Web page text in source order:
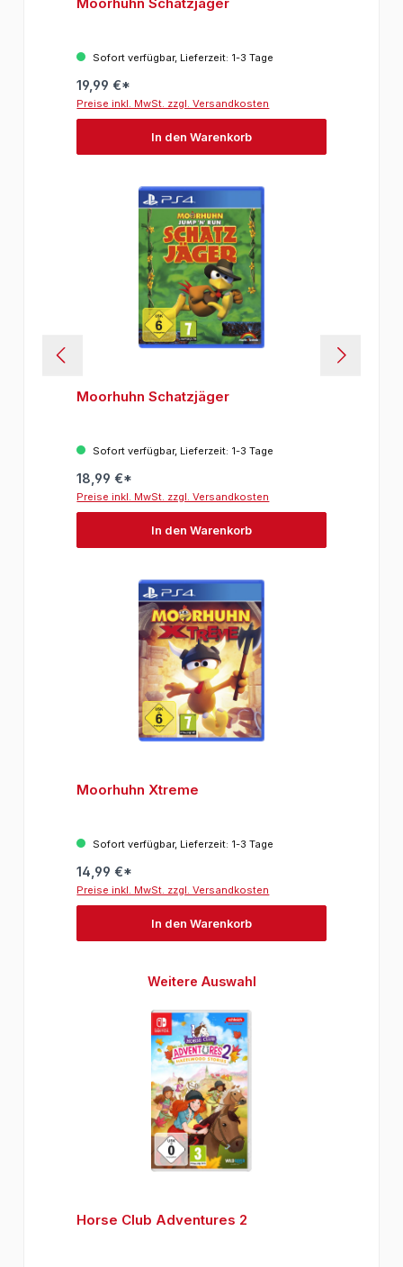
Moorhuhn Schatzjäger
Sofort verfügbar, Lieferzeit: 1-3 Tage
19,99 €*
Preise inkl. MwSt. zzgl. Versandkosten
In den Warenkorb
Moorhuhn Schatzjäger
Sofort verfügbar, Lieferzeit: 1-3 Tage
18,99 €*
Preise inkl. MwSt. zzgl. Versandkosten
In den Warenkorb
Moorhuhn Xtreme
Sofort verfügbar, Lieferzeit: 1-3 Tage
14,99 €*
Preise inkl. MwSt. zzgl. Versandkosten
In den Warenkorb
Produktgalerie überspringen
Weitere Auswahl
Horse Club Adventures 2